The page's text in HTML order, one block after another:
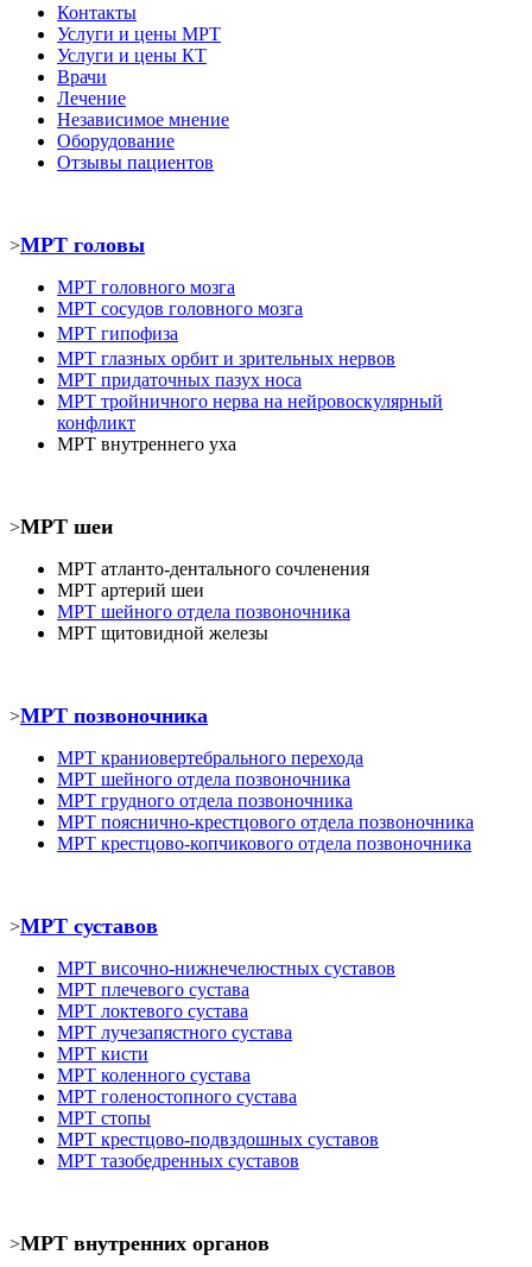
Контакты
Услуги и цены МРТ
Услуги и цены КТ
Врачи
Лечение
Независимое мнение
Оборудование
Отзывы пациентов
>МРТ головы
МРТ головного мозга
МРТ сосудов головного мозга
МРТ гипофиза
МРТ глазных орбит и зрительных нервов
МРТ придаточных пазух носа
МРТ тройничного нерва на нейровоскулярный
конфликт
МРТ внутреннего уха
>МРТ шеи
МРТ атланто-дентального сочленения
МРТ артерий шеи
МРТ шейного отдела позвоночника
МРТ щитовидной железы
>МРТ позвоночника
МРТ краниовертебрального перехода
МРТ шейного отдела позвоночника
МРТ грудного отдела позвоночника
МРТ пояснично-крестцового отдела позвоночника
МРТ крестцово-копчикового отдела позвоночника
>МРТ суставов
МРТ височно-нижнечелюстных суставов
МРТ плечевого сустава
МРТ локтевого сустава
МРТ лучезапястного сустава
МРТ кисти
МРТ коленного сустава
МРТ голеностопного сустава
МРТ стопы
МРТ крестцово-подвздошных суставов
МРТ тазобедренных суставов
>МРТ внутренних органов